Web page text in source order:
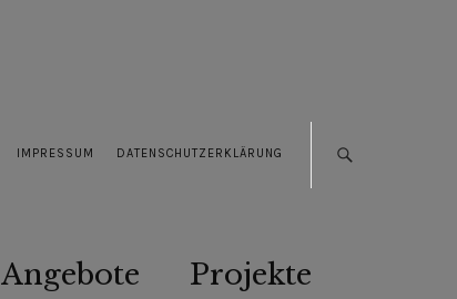
IMPRESSUM DATENSCHUTZERKLÄRUNG
Angebote Projekte